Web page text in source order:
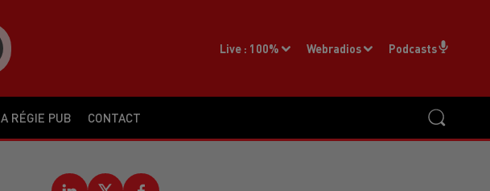
RÉGIE PUB CONTACT
Live : 100% Webradios Podcasts